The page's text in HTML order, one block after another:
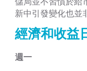
新中引發變化也並
經濟和收益
週一